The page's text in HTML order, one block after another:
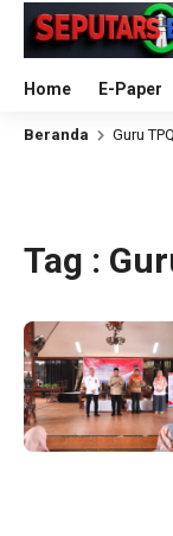
Home E-Paper
Beranda Guru
Tag :